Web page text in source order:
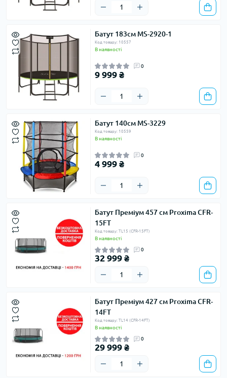
Батут 183см MS-2920-1
Код товару: 10557
В наявності
0
9 999 ₴
Батут 140см MS-3229
Код товару: 10559
В наявності
0
4 999 ₴
Батут Преміум 457 см Proxima CFR-
15FT
Код товару: TL15 (CFR-15FT)
В наявності
0
32 999 ₴
Батут Преміум 427 см Proxima CFR-
14FT
Код товару: TL14 (CFR-14FT)
В наявності
0
29 999 ₴